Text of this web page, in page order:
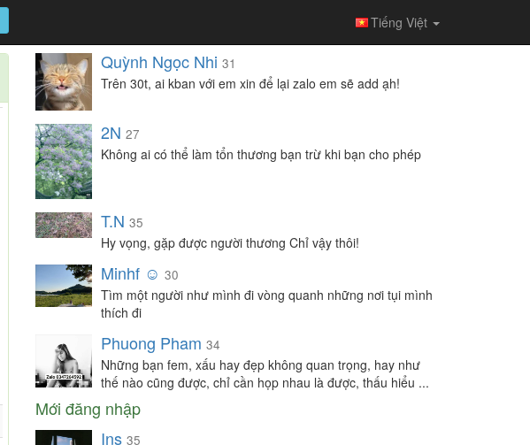
Tiếng Việt
Quỳnh Ngọc Nhi 31
Trên 30t, ai kban với em xin để lại zalo em sẽ add ạh!
2N 27
Không ai có thể làm tổn thương bạn trừ khi bạn cho phép
T.N 35
Hy vọng, gặp được người thương Chỉ vậy thôi!
Minhf ☺️ 30
Tìm một người như mình đi vòng quanh những nơi tụi mình
thích đi
Phuong Pham 34
Những bạn fem, xấu hay đẹp không quan trọng, hay như
thế nào cũng được, chỉ cần họp nhau là được, thấu hiểu ...
Mới đăng nhập
Ins 35